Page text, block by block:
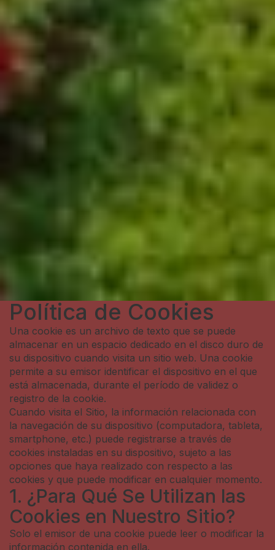
Política de Cookies
Una cookie es un archivo de texto que se puede
almacenar en un espacio dedicado en el disco duro de
su dispositivo cuando visita un sitio web. Una cookie
permite a su emisor identificar el dispositivo en el que
está almacenada, durante el período de validez o
registro de la cookie.
Cuando visita el Sitio, la información relacionada con
la navegación de su dispositivo (computadora, tableta,
smartphone, etc.) puede registrarse a través de
cookies instaladas en su dispositivo, sujeto a las
opciones que haya realizado con respecto a las
cookies y que puede modificar en cualquier momento.
1. ¿Para Qué Se Utilizan las
Cookies en Nuestro Sitio?
Solo el emisor de una cookie puede leer o modificar la
información contenida en ella.